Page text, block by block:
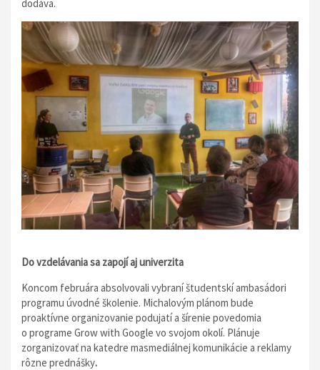
dodáva.
Do vzdelávania sa zapojí aj univerzita
Koncom februára absolvovali vybraní študentskí ambasádori
programu úvodné školenie. Michalovým plánom bude
proaktívne organizovanie podujatí a šírenie povedomia
o programe Grow with Google vo svojom okolí. Plánuje
zorganizovať na katedre masmediálnej komunikácie a reklamy
rôzne prednášky.